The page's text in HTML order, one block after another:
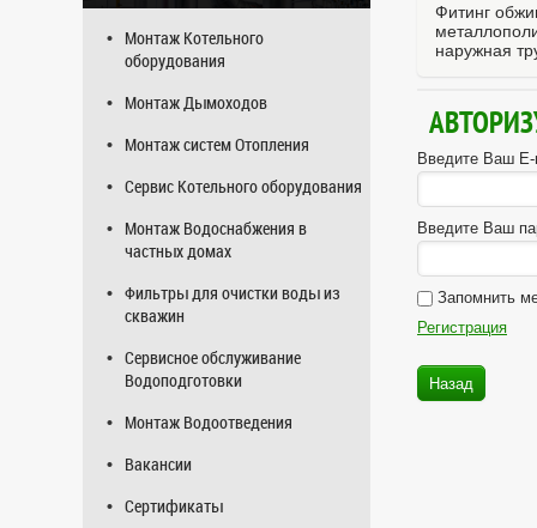
Фитинг
наружная
Введите Ваш
Введите Ваш
Запомнить
Регистрация
Назад
Монтаж Котельного
оборудования
Монтаж Дымоходов
Монтаж систем Отопления
Сервис Котельного оборудования
Монтаж Водоснабжения в
частных домах
Фильтры для очистки воды из
скважин
Сервисное обслуживание
Водоподготовки
Монтаж Водоотведения
Вакансии
Сертификаты